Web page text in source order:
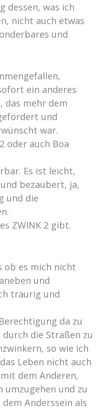
dessen, was ich
nicht auch etwas
und
ein anderes
das mehr dem
und
war.
oder auch Boa
Es ist leicht,
bezaubert, ja,
und die
ZWINK 2 gibt.
ob es mich nicht
und
traurig und
da zu
durch die Straßen zu
so wie ich
Leben nicht auch
dem Anderen,
umzugehen und zu
Anderssein als